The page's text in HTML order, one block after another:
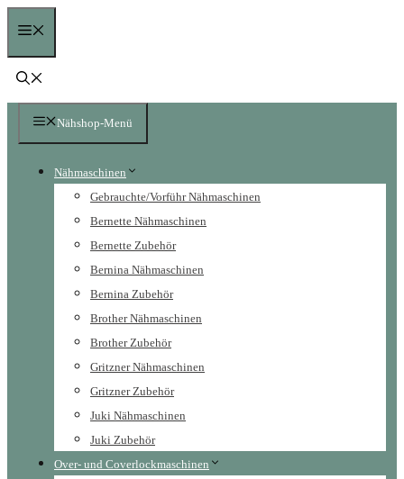
springen
Nähshop-Menü
Nähmaschinen
Gebrauchte/Vorführ Nähmaschinen
Bernette Nähmaschinen
Bernette Zubehör
Bernina Nähmaschinen
Bernina Zubehör
Brother Nähmaschinen
Brother Zubehör
Gritzner Nähmaschinen
Gritzner Zubehör
Juki Nähmaschinen
Juki Zubehör
Over- und Coverlockmaschinen